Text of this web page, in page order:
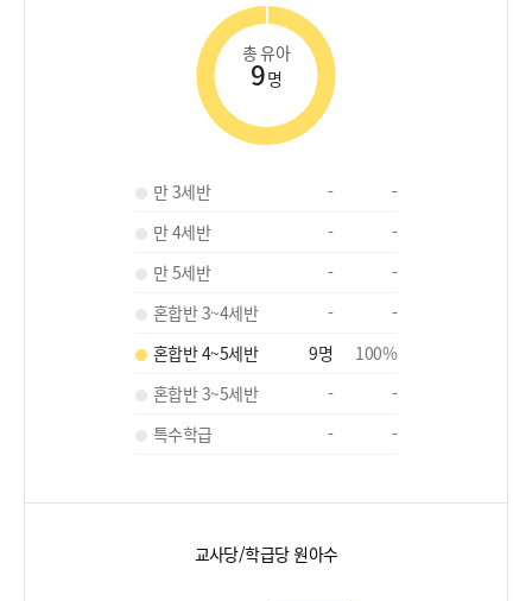
총 유아
9명
만 3세반 -
-
만 4세반
-
-
만 5세반
-
-
혼합반 3~4세반
-
-
혼합반 4~5세반
9명 100%
혼합반 3~5세반
-
-
특수학급
- -
교사당/학급당 원아수